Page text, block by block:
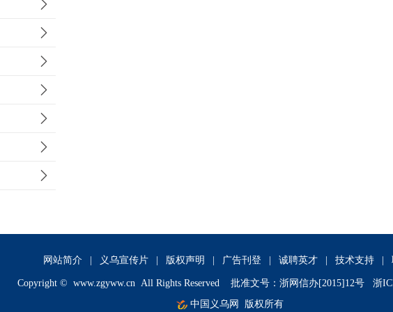
网站简介 义乌宣传片 版权声明 广告刊登 诚聘英才 技术支持
Copyright © www.zgyww.cn All Rights Reserved 批准文号：浙网信办[2015]12号 浙
中国义乌网
版权所有